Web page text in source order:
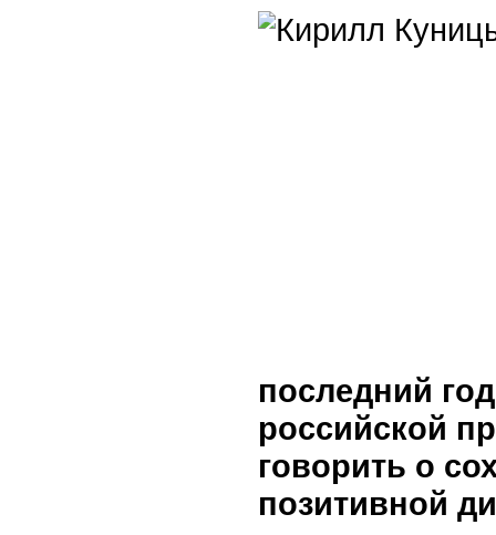
последний
российской
говорить о
позитивной